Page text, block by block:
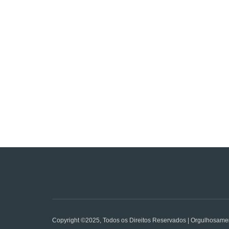
Copyright ©2025, Todos os Direitos Reservados |